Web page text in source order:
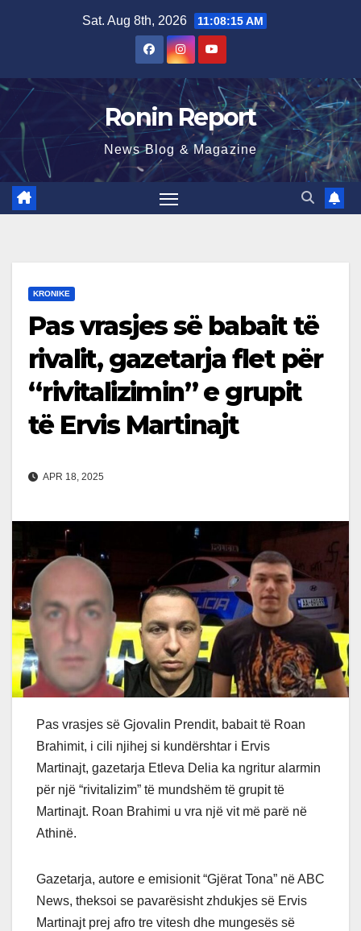
Sat. Aug 8th, 2026 11:08:16 AM
Ronin Report
News Blog & Magazine
KRONIKE
Pas vrasjes së babait të
rivalit, gazetarja flet për
“rivitalizimin” e grupit
të Ervis Martinajt
APR 18, 2025
Pas vrasjes së Gjovalin Prendit, babait të Roan
Brahimit, i cili njihej si kundërshtar i Ervis
Martinajt, gazetarja Etleva Delia ka ngritur alarmin
për një “rivitalizim” të mundshëm të grupit të
Martinajt. Roan Brahimi u vra një vit më parë në
Athinë.
Gazetarja, autore e emisionit “Gjërat Tona” në ABC
News, theksoi se pavarësisht zhdukjes së Ervis
Martinajt prej afro tre vitesh dhe mungesës së